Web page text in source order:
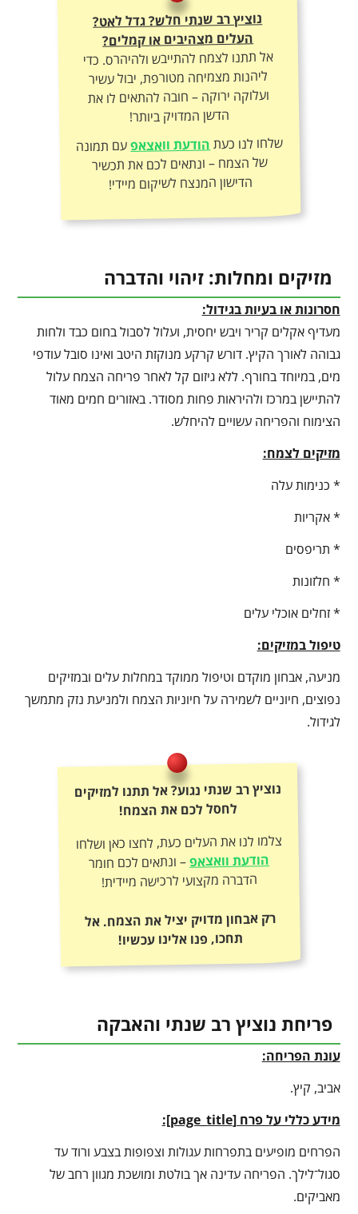
נוציץ רב שנתי חלש? גדל לאט?
העלים מצהיבים או קמלים?
אל תתנו לצמח להתייבש ולהיהרס. כדי
ליהנות מצמיחה מטורפת, יבול עשיר
ועלוקה ירוקה – חובה להתאים לו את
הדשן המדויק ביותר!
שלחו לנו כעתהודעת וואצאפעם תמונה
של הצמח – ונתאים לכם את תכשיר
הדישון המנצח לשיקום מיידי!
מזיקים ומחלות: זיהוי והדברה
חסרונות או בעיות בגידול:
מעדיף אקלים קריר ויבש יחסית, ועלול לסבול בחום כבד ולחות
גבוהה לאורך הקיץ. דורש קרקע מנוקזת היטב ואינו סובל עודפי
מים, במיוחד בחורף. ללא גיזום קל לאחר פריחה הצמח עלול
להתיישן במרכז ולהיראות פחות מסודר. באזורים חמים מאוד
הצימוח והפריחה עשויים להיחלש.
מזיקים לצמח:
* כנימות עלה
* אקריות
* תריפסים
* חלזונות
* זחלים אוכלי עלים
טיפול במזיקים:
מניעה, אבחון מוקדם וטיפול ממוקד במחלות עלים ובמזיקים
נפוצים, חיוניים לשמירה על חיוניות הצמח ולמניעת נזק מתמשך
לגידול.
נוציץ רב שנתי נגוע? אל תתנו למזיקים
לחסל לכם את הצמח!
צלמו לנו את העלים כעת, לחצו כאן ושלחו
הודעת וואצאפ– ונתאים לכם חומר
הדברה מקצועי לרכישה מיידית!
רק אבחון מדויק יציל את הצמח. אל
תחכו, פנו אלינו עכשיו!
פריחת נוציץ רב שנתי והאבקה
עונת הפריחה:
אביב, קיץ.
מידע כללי על פרח [page_title
]:
הפרחים מופיעים בתפרחות עגולות וצפופות בצבע ורוד עד
סגול־לילך. הפריחה עדינה אך בולטת ומושכת מגוון רחב של
מאביקים.